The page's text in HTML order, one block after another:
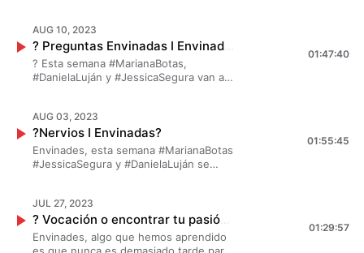
juntaron con #LasMamásPresentan
para echar la chisma sabrosa.
Prepárense que esto se va a poner
bueno.?
AUG 10, 2023
? Esta semana #MarianaBotas,
#DanielaLuján y #JessicaSegura van a
preguntas que ustedes enviaron.
Ahora sí agárrense que hay de todo,
preguntas íntimas, personales,
divertidas e intrigosas y más. ¡No van a
soportarrrrr! ?
01:47:40
AUG 03, 2023
?Nervios I Envinadas?
Envinades, esta semana #MarianaBotas
#JessicaSegura y #DanielaLuján se
que no les ganen los nervios, esos que
enloquecen. ? ¡Tomen nota!
#Envinadas #Envinades #SenseiMedia
#ItsWineOclock
01:55:45
JUL 27, 2023
Envinades, algo que hemos aprendido
01:29:57